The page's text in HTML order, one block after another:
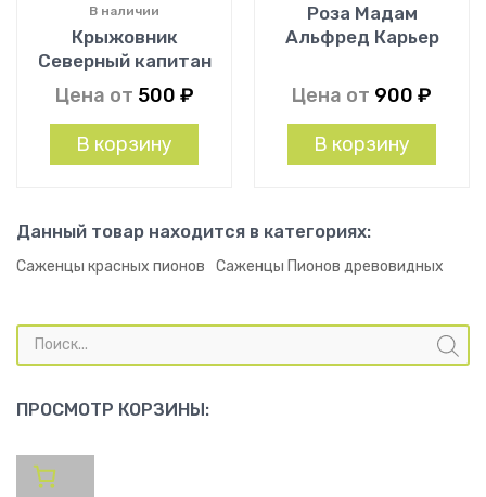
Крыжовник
Северный капитан
В наличии
Цена от 500 ₽
В корзину
Роза Мадам
Альфред Карьер
Цена от 900 ₽
В корзину
Данный товар находится в категориях:
Саженцы красных пионов Саженцы Пионов древовидных
Поиск
товаров
ПРОСМОТР КОРЗИНЫ: